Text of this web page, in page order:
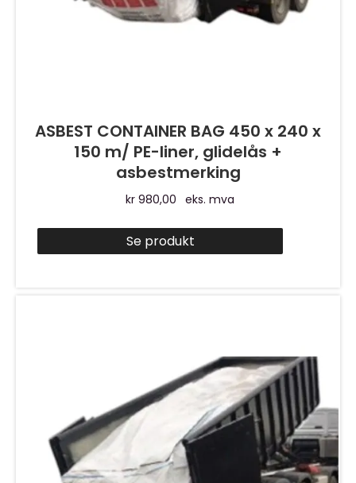
ASBEST CONTAINER BAG 450 x 240 x
150 m/ PE-liner, glidelås +
asbestmerking
kr980,00 eks. mva
Se produkt